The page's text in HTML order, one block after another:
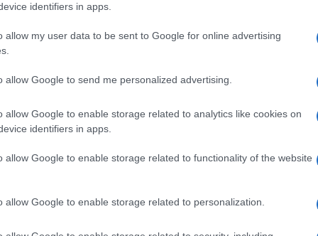
identifiers in apps.
allow my user data to be sent to Google for online advertising
allow Google to send me personalized advertising.
allow Google to enable storage related to analytics like cookies on
identifiers in apps.
allow Google to enable storage related to functionality of the website
allow Google to enable storage related to personalization.
των πλοιαρίων της Πυροσβεστικής, αφού
το Μάτι, για περισυλλογή και διάσωση
θάλασσα. Η παράλειψη του κ.
αρμόδιου για την κινητοποίηση των
δια πνιγμό θάνατο εννέα ατόμων και
στο νερό πολλών άλλων» είπε ο κ.
Φωτιάς Νίκο Παναγιωτόπουλο για τη μη
για οργανωμένη απομάκρυνση
είπε ο Εισαγγελέας, ακόμη κι αν δεν
άμεσα την διαδικασία
του Ματιού «με όποιο πρόσφορο